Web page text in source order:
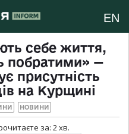
EN
себе життя,
побратими» —
присутність
на Курщині
НОВИНИ
за: 2хв.